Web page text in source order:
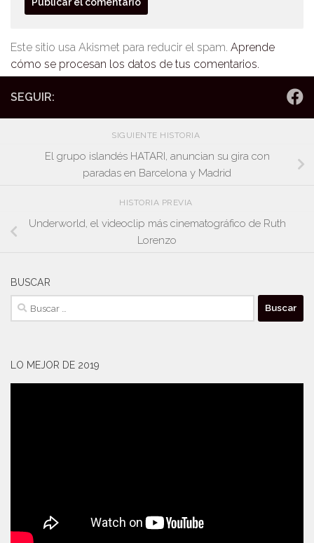
Este sitio usa Akismet para reducir el spam. Aprende
cómo se procesan los datos de tus comentarios.
SEGUIR:
SIGUIENTE HISTORIA
El grupo islandés HATARI, anuncian su gira con
paradas en Barcelona y Madrid
HISTORIA PREVIA
Underworld, el videoclip más cinematográfico de Ruth
Lorenzo
BUSCAR
Buscar:
LO MEJOR DE 2019